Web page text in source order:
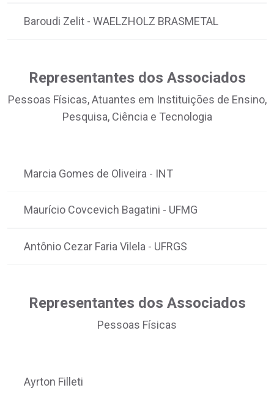
Baroudi Zelit - WAELZHOLZ BRASMETAL
Representantes dos Associados
Pessoas Físicas, Atuantes em Instituições de Ensino,
Pesquisa, Ciência e Tecnologia
Marcia Gomes de Oliveira - INT
Maurício Covcevich Bagatini - UFMG
Antônio Cezar Faria Vilela - UFRGS
Representantes dos Associados
Pessoas Físicas
Ayrton Filleti